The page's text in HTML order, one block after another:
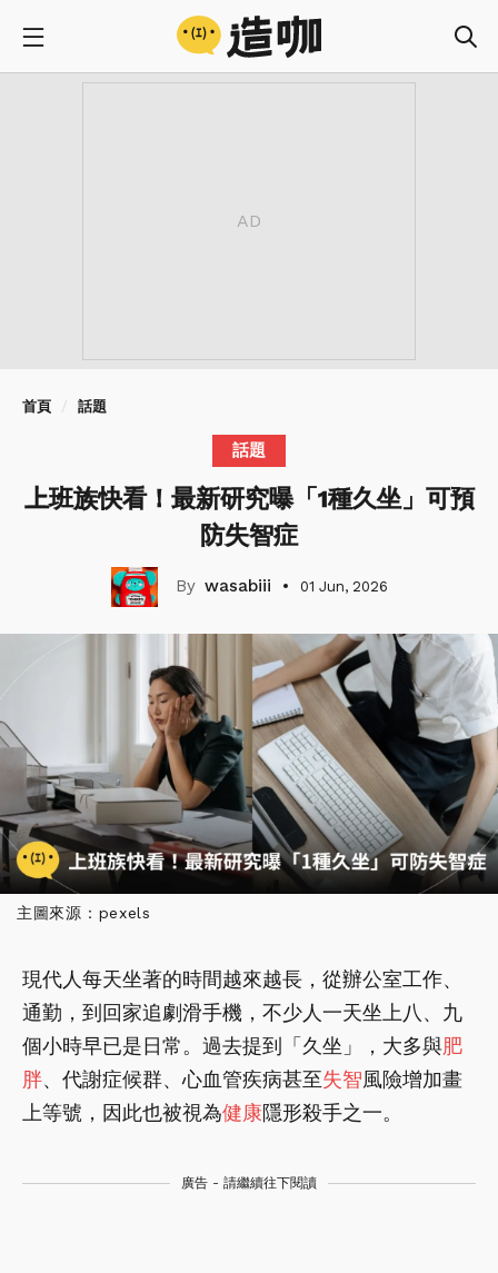
首頁 話題
話題
上班族快看！最新研究曝「1種久坐」可預
防失智症
wasabiii 01 Jun, 2026
主圖來源：pexels
現代人每天坐著的時間越來越長，從辦公室工作、
通勤，到回家追劇滑手機，不少人一天坐上八、九
個小時早已是日常。過去提到「久坐」，大多與肥
胖、代謝症候群、心血管疾病甚至失智風險增加畫
上等號，因此也被視為健康隱形殺手之一。
廣告 - 請繼續往下閱讀